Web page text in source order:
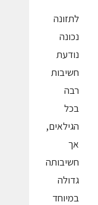
לתזונה
נכונה
נודעת
חשיבות
רבה
בכל
הגילאים,
אך
חשיבותה
גדולה
במיוחד